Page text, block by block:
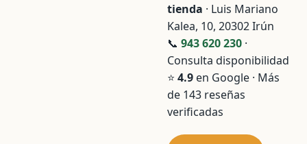
tienda · Luis Mariano
Kalea, 10, 20302 Irún
📞 943 620 230 ·
Consulta disponibilidad
⭐ 4.9 en Google · Más
de 143 reseñas
verificadas